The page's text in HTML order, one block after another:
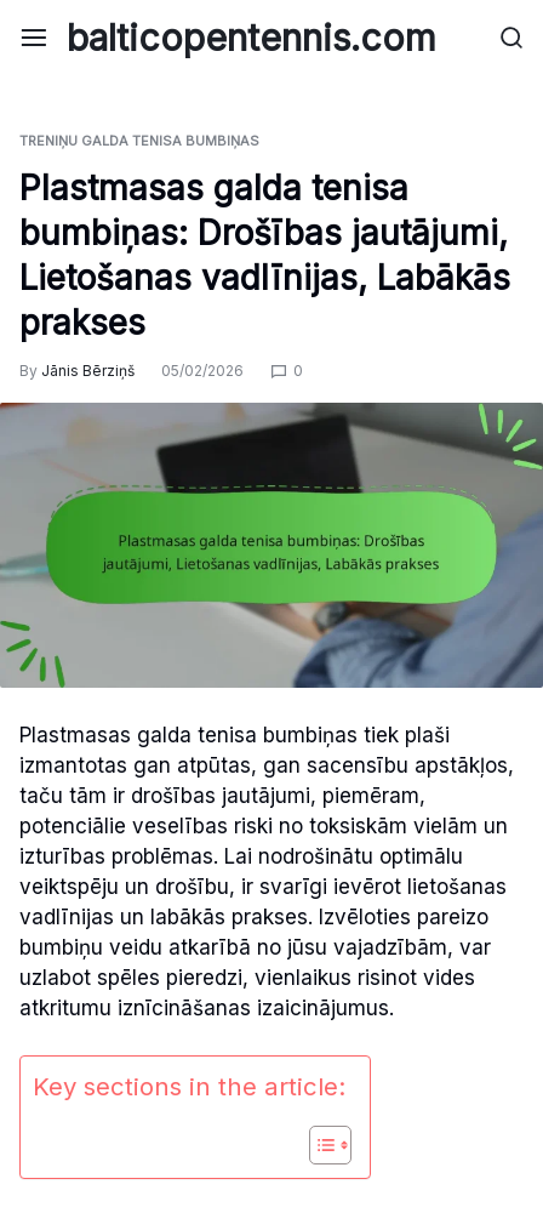
balticopentennis.com
TRENIŅU GALDA TENISA BUMBIŅAS
Plastmasas galda tenisa
bumbiņas: Drošības jautājumi,
Lietošanas vadlīnijas, Labākās
prakses
By Jānis Bērziņš 05/02/2026 0
Plastmasas galda tenisa bumbiņas tiek plaši
izmantotas gan atpūtas, gan sacensību apstākļos,
taču tām ir drošības jautājumi, piemēram,
potenciālie veselības riski no toksiskām vielām un
izturības problēmas. Lai nodrošinātu optimālu
veiktspēju un drošību, ir svarīgi ievērot lietošanas
vadlīnijas un labākās prakses. Izvēloties pareizo
bumbiņu veidu atkarībā no jūsu vajadzībām, var
uzlabot spēles pieredzi, vienlaikus risinot vides
atkritumu iznīcināšanas izaicinājumus.
Key sections in the article: